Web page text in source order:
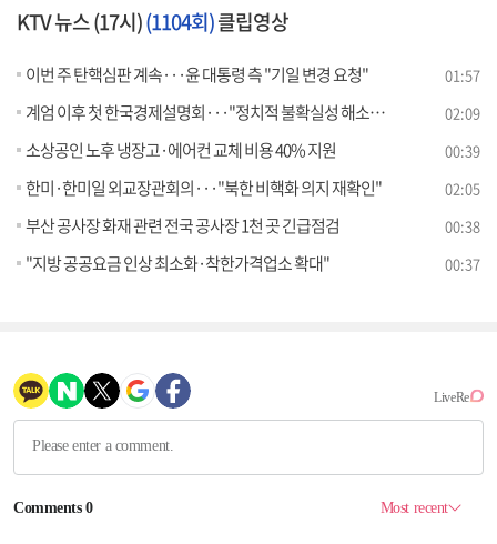
KTV 뉴스 (17시)(1104회)클립영상
이번 주 탄핵심판 계속···윤 대통령 측 "기일 변경 요청" 01:57
계엄 이후 첫 한국경제설명회···"정치적 불확실성 해소 중" 02:09
소상공인 노후 냉장고·에어컨 교체 비용 40% 지원 00:39
한미·한미일 외교장관회의···"북한 비핵화 의지 재확인" 02:05
부산 공사장 화재 관련 전국 공사장 1천 곳 긴급점검 00:38
"지방 공공요금 인상 최소화·착한가격업소 확대" 00:37